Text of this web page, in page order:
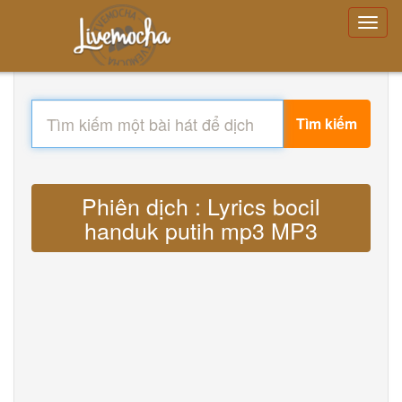
Tìm kiếm
Phiên dịch : Lyrics bocil
handuk putih mp3 MP3